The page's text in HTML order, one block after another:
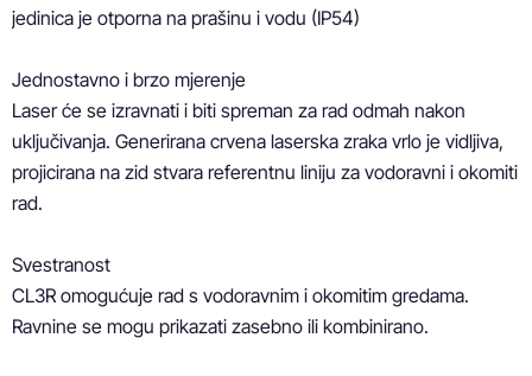
jedinica je otporna na prašinu i vodu (IP54)
Jednostavno i brzo mjerenje
Laser će se izravnati i biti spreman za rad odmah nakon
uključivanja. Generirana crvena laserska zraka vrlo je vidljiva,
projicirana na zid stvara referentnu liniju za vodoravni i okomiti
rad.
Svestranost
CL3R omogućuje rad s vodoravnim i okomitim gredama.
Ravnine se mogu prikazati zasebno ili kombinirano.